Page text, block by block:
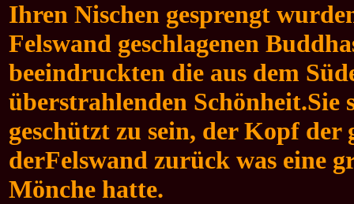
Ihren Nischen gesprengt
Felswand geschlagenen
beeindruckten die aus dem
überstrahlenden Schönheit.Sie
geschützt zu sein, der Kopf
derFelswand zurück was eine
Mönche hatte.